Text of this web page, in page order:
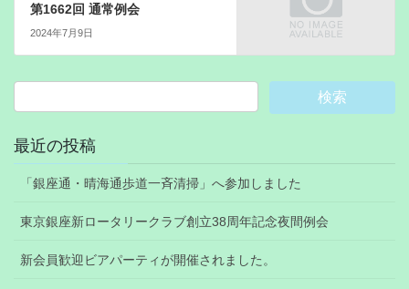
第1662回 通常例会
2024年7月9日
最近の投稿
「銀座通・晴海通歩道一斉清掃」へ参加しました
東京銀座新ロータリークラブ創立38周年記念夜間例会
新会員歓迎ビアパーティが開催されました。